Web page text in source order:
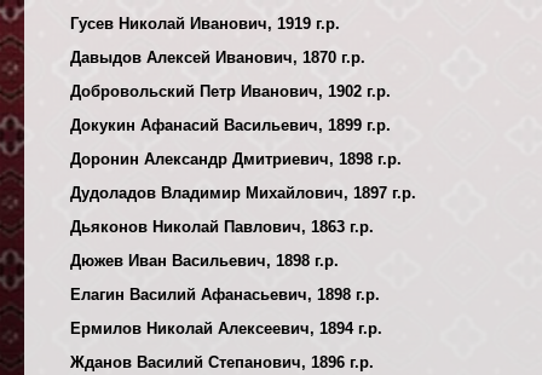
Гусев Николай Иванович, 1919 г.р.
Давыдов Алексей Иванович, 1870 г.р.
Добровольский Петр Иванович, 1902 г.р.
Докукин Афанасий Васильевич, 1899 г.р.
Доронин Александр Дмитриевич, 1898 г.р.
Дудоладов Владимир Михайлович, 1897 г.р.
Дьяконов Николай Павлович, 1863 г.р.
Дюжев Иван Васильевич, 1898 г.р.
Елагин Василий Афанасьевич, 1898 г.р.
Ермилов Николай Алексеевич, 1894 г.р.
Жданов Василий Степанович, 1896 г.р.